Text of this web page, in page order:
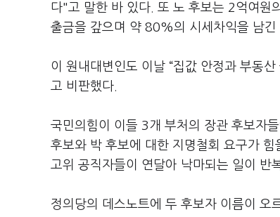
다"고 말한 바 있다. 또 노 후보는 2억여원
출금을 갚으며 약 80%의 시세차익을 남
이 원내대변인도 이날 “집값 안정과 부동
고 비판했다.
국민의힘이 이들 3개 부처의 장관 후보자
후보와 박 후보에 대한 지명철회 요구가
고위 공직자들이 연달아 낙마되는 일이 반
정의당의 데스노트에 두 후보자 이름이 오